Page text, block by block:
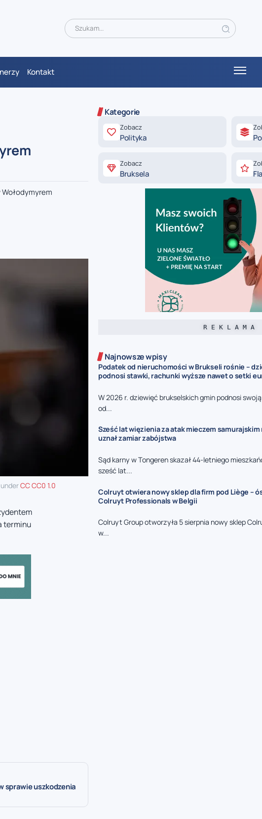
Kontakt
CC CC0 1.0
terminu
sprawie uszkodzenia
Kategorie
Zobacz
Polityka
Zobacz
Bruksela
R E K L A M A
Najnowsze wpisy
Podatek od nieruchomości w Brukseli rośnie –
podnosi stawki, rachunki wyższe nawet o setki
W 2026 r. dziewięć brukselskich gmin podnosi
od...
Sześć lat więzienia za atak mieczem samurajskim
uznał zamiar zabójstwa
Sąd karny w Tongeren skazał 44-letniego
sześć lat...
Colruyt otwiera nowy sklep dla firm pod Liège –
Colruyt Professionals w Belgii
Colruyt Group otworzyła 5 sierpnia nowy sklep
w...